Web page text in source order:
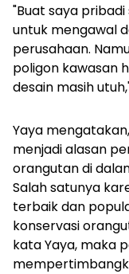
"Buat saya pribadi
untuk mengawal
perusahaan.
poligon kawasan
desain masih
Yaya
menjadi alasan
orangutan di
Salah satunya
terbaik dan
konservasi
kata Yaya, maka